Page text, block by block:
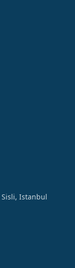
Sisli, Istanbul